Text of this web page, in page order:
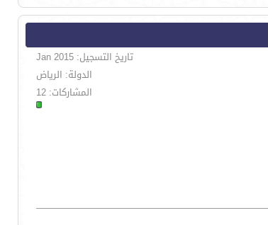
تاريخ التسجيل: Jan 2015
الدولة: الرياض
المشاركات: 12